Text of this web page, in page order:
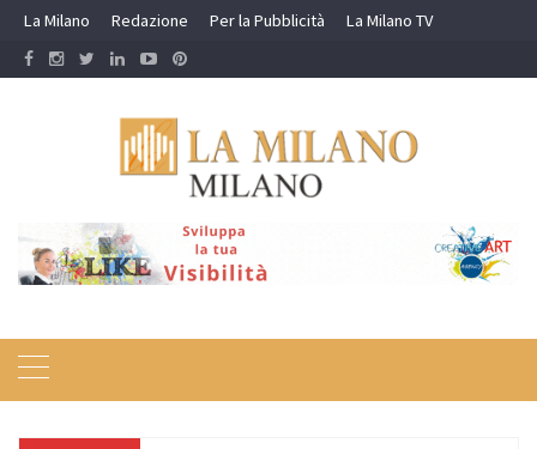
Skip
content
La Milano Redazione Per la Pubblicità La Milano TV